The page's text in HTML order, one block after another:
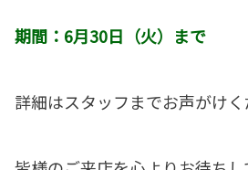
期間：6月30日（火）まで
詳細はスタッフまでお声がけ